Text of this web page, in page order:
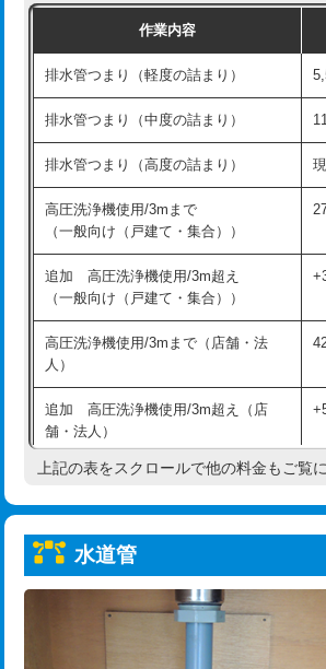
※給水管工事は20mmまでの価格です。
持込商品取付（単水栓）
持込商品取付（混合水栓）
持込商品取付（浄水器・分岐水栓）
給水管工事※（ホール加工)
給水管工事※（バンド止め)
給水管工事※（支持金具設置)
給水管工事※（保温材使用（バンド止
め込み）)
給水管工事※（土の掘削・埋め戻し作
業)
給水管工事※（塩ビ管（VP・HI）使
用/3ｍまで)
給水管工事※（塩ビ管（VP・HI）使
給水管工事※（ライニング鋼管・銅
管・ポリ管・HT管使用/3ｍまで)
給水管工事※（ライニング鋼管・銅
管・ポリ管・HT管使用/3ｍ超え)
作業内容
排水管つまり（軽度の詰まり）
排水管つまり（中度の詰まり）
排水管つまり（高度の詰まり）
高圧洗浄機使用/3mまで
（一般向け（戸建て・集合））
追加 高圧洗浄機使用/3m超え
（一般向け（戸建て・集合））
高圧洗浄機使用/3mまで（店舗・法
人）
追加 高圧洗浄機使用/3m超え（店
舗・法人）
高度高圧洗浄換
トーラー機使用/3mまで
追加トーラー機使用/3m超え
上記の表をスクロールで他の料金もご覧
水道管